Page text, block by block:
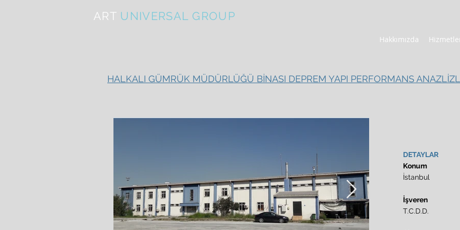
ART UNIVERSAL GROUP
Hakkımızda
HALKALI GÜMRÜK MÜDÜRLÜĞÜ BİNASI DEPREM YAPI PERFORMANS
DETAYLAR
Konum
İstanbul
İşveren
T.C.D.D.